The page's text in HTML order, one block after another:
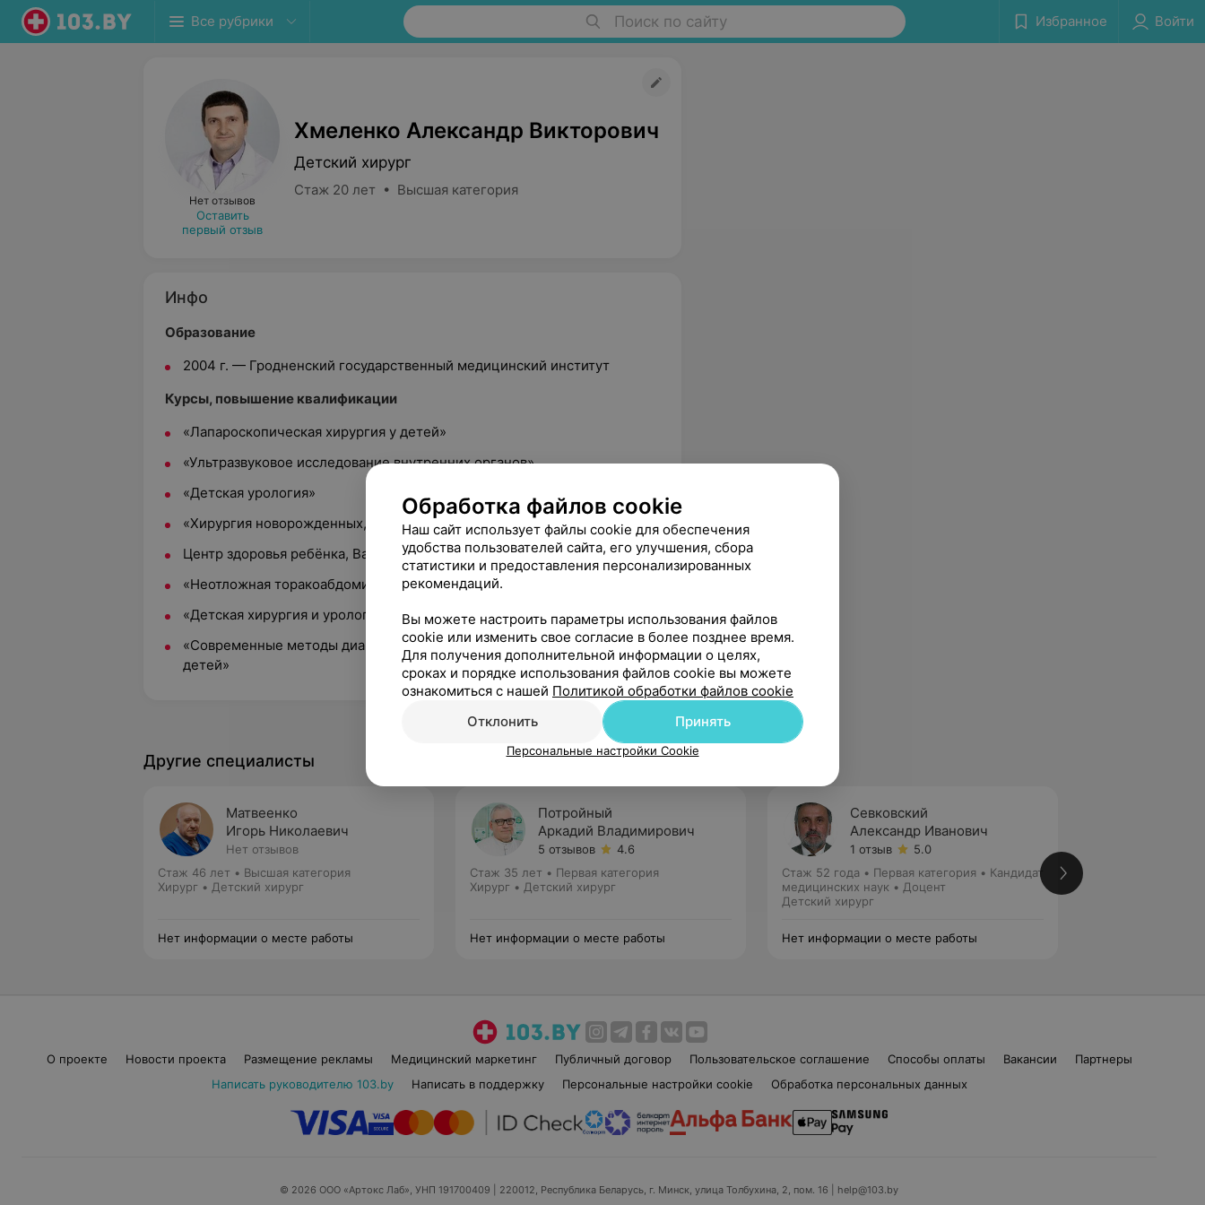
Все рубрики Поиск по сайту Избранное Войти
Нет отзывов
Оставить
первый отзыв
Хмеленко Александр Викторович
Детский хирург
Стаж 20 лет • Высшая категория
Инфо
Образование
2004 г. — Гродненский государственный медицинский институт
Курсы, повышение квалификации
«Лапароскопическая хирургия у детей»
«Ультразвуковое исследование внутренних органов»
«Детская урология»
«Хирургия новорожденных, диагностика и лечение»
Центр здоровья ребёнка, Варшава
«Неотложная торакоабдоминальная хирургия детского возраста»
«Детская хирургия и урология в госпитале», В. Буззи, Милан
«Современные методы диагностики при хирургических заболеваниях у
детей»
Другие специалисты
Матвеенко
Игорь Николаевич
Нет отзывов
Стаж 46 лет • Высшая категория
Хирург • Детский хирург
Нет информации о месте работы
Потройный
Аркадий Владимирович
5 отзывов
4.6
Стаж 35 лет • Первая категория
Хирург • Детский хирург
Нет информации о месте работы
Севковский
Александр Иванович
1 отзыв
5.0
Стаж 52 года • Первая категория • Кандидат
медицинских наук • Доцент
Детский хирург
Нет информации о месте работы
О проекте Новости проекта Размещение рекламы Медицинский маркетинг Публичный договор Пользовательское соглашение Способы оплаты Вакансии
Партнеры
Написать руководителю 103.by
Написать в поддержку Персональные настройки cookie Обработка персональных данных
© 2026 ООО «Артокс Лаб», УНП 191700409 | 220012, Республика Беларусь, г. Минск, улица Толбухина, 2, пом. 16 | help@103.by
Обработка файлов cookie
Наш сайт использует файлы cookie для обеспечения
удобства пользователей сайта, его улучшения, сбора
статистики и предоставления персонализированных
рекомендаций.
Вы можете настроить параметры использования файлов
cookie или изменить свое согласие в более позднее время.
Для получения дополнительной информации о целях,
сроках и порядке использования файлов cookie вы можете
ознакомиться с нашей Политикой обработки файлов cookie
Отклонить
Принять
Персональные настройки Cookie